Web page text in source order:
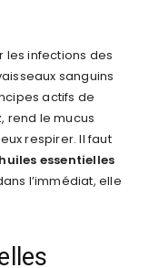
infections des
sanguins
actifs de
rend le mucus
respirer. Il faut
essentielles
l’immédiat, elle